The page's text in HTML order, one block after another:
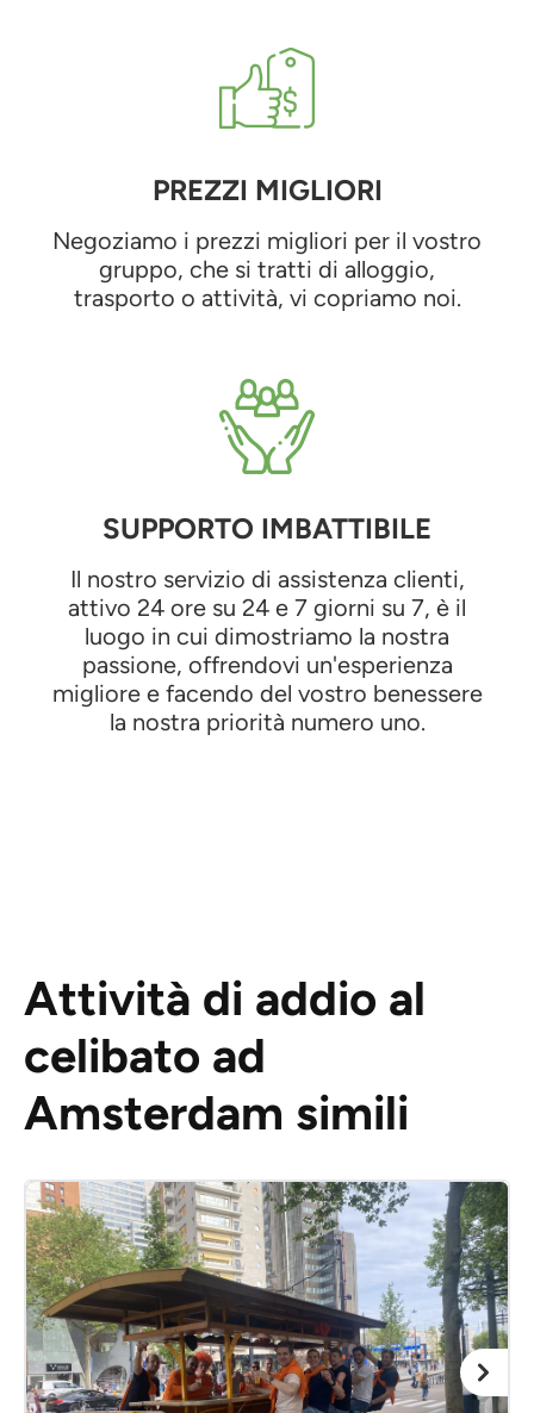
PREZZI MIGLIORI
Negoziamo i prezzi migliori per il vostro
gruppo, che si tratti di alloggio,
trasporto o attività, vi copriamo noi.
SUPPORTO IMBATTIBILE
Il nostro servizio di assistenza clienti,
attivo 24 ore su 24 e 7 giorni su 7, è il
luogo in cui dimostriamo la nostra
passione, offrendovi un'esperienza
migliore e facendo del vostro benessere
la nostra priorità numero uno.
Attività di addio al
celibato ad
Amsterdam simili